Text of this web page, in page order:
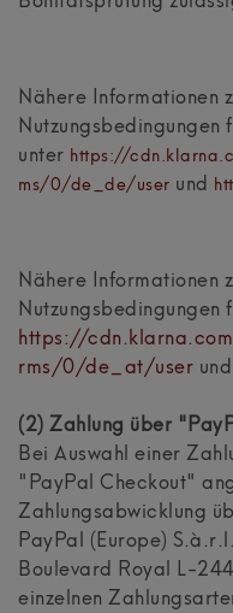
Nähere Informationen
Nutzungsbedingungen
unter https://
ms/0/de_de/user und
Nähere Informationen
Nutzungsbedingungen
https://
rms/0/de_at/user und
(2) Zahlung über
Bei Auswahl einer
"PayPal Checkout"
Zahlungsabwicklung
PayPal (Europe)
Boulevard Royal L-
einzelnen